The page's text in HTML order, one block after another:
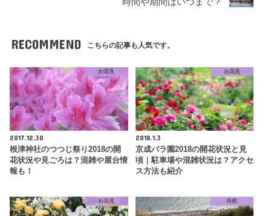
RECOMMEND こちらの記事も人気です。
お花見
2017.12.30
根津神社のつつじ祭り2018の開
花状況や見ごろは？混雑や屋台情
報も！
お花見
2018.1.3
京成バラ園2018の開花状況と見
頃｜駐車場や混雑状況は？アクセ
ス方法も紹介
お花見 自然